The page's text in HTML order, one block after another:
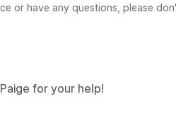
or have any questions, please
for your help!